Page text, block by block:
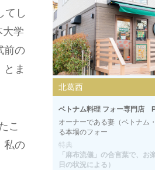
てし
大学
前の
ま
こ
私の
北葛西
ベトナム料理 フォー専門店
オーナーである妻（ベトナム
る本場のフォー
特典
「麻布流儀」の合言葉で、お
日の状況による）